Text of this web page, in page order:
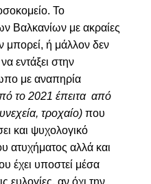
Το
Βαλκανίων με ακραίες
μπορεί, ή μάλλον δεν
εντάξει στην
με αναπηρία
το 2021 έπειτα από
τροχαίο)που
και ψυχολογικό
ατυχήματος αλλά και
έχει υποστεί μέσα
ευλογίες, αν όχι την